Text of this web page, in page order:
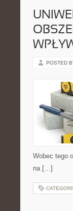
POSTED
Wobec tego
na […]